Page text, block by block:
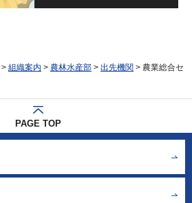
> 組織案内 > 農林水産部 > 出先機関 > 農業総合セ
PAGE TOP